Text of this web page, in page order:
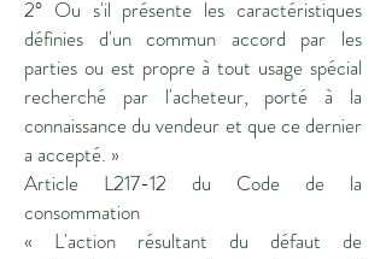
2° Ou s'il présente les caractéristiques
définies d'un commun accord par les
parties ou est propre à tout usage spécial
recherché par l'acheteur, porté à la
connaissance du vendeur et que ce dernier
a accepté. »
Article L217-12 du Code de la
consommation
« L'action résultant du défaut de